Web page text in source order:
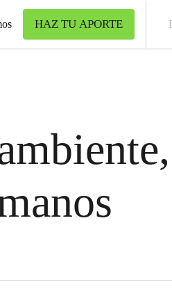
HAZ TU APORTE